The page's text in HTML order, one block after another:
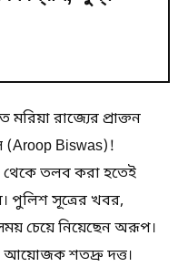
মরিয়া রাজ্যের প্রাক্তন
(Aroop Biswas)!
থেকে তলব করা হতেই
পুলিশ সূত্রের খবর,
চেয়ে নিয়েছেন অরূপ।
আয়োজক শতদ্রু দত্ত।